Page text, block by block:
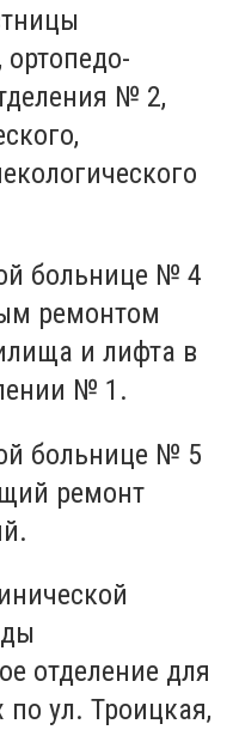
ортопедо-
№ 2,
больнице № 4
ремонтом
и лифта в
№ 1.
больнице № 5
ремонт
отделение для
ул. Троицкая,